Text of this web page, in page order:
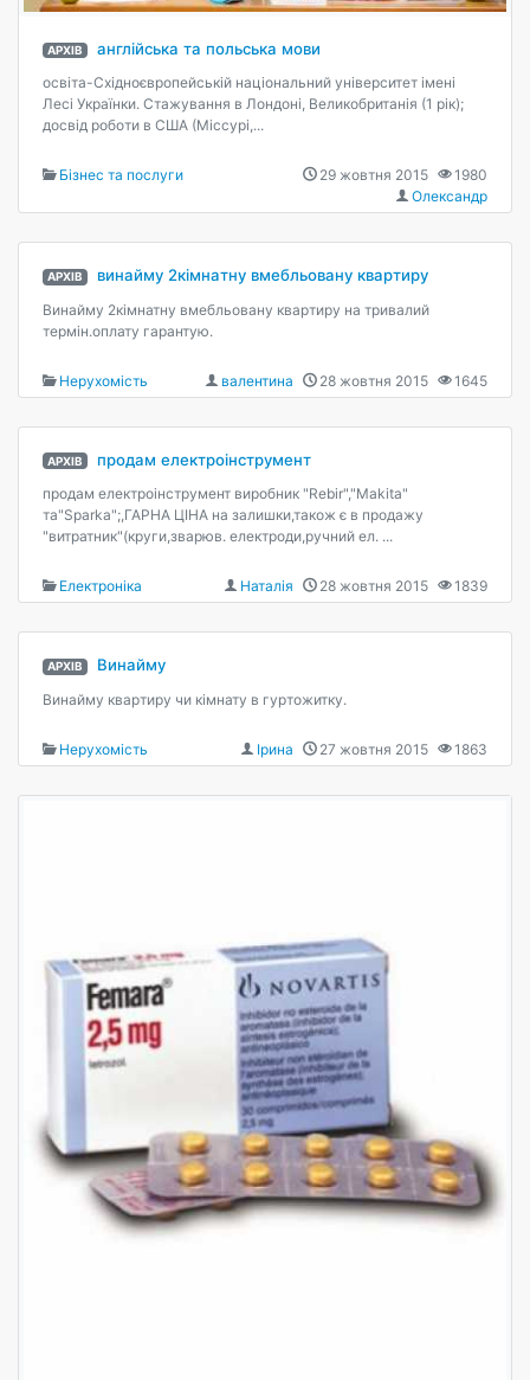
АРХІВ англійська та польська мови
освіта-Східноєвропейській національний університет імені
Лесі Українки. Стажування в Лондоні, Великобританія (1 рік);
досвід роботи в США (Міссурі,...
Бізнес та послуги 1980
29 жовтня 2015
Олександр
АРХІВ винайму 2кiмнатну вмебльовану квартиру
Винайму 2кiмнатну вмебльовану квартиру на тривалий
термiн.оплату гарантую.
Нерухомість 1645
28 жовтня 2015
валентина
АРХІВ продам електроінструмент
продам електроінструмент виробник "Rebir","Makita"
та"Sparka";,ГАРНА ЦІНА на залишки,також є в продажу
"витратник"(круги,зварюв. електроди,ручний ел. ...
Електроніка 1839
28 жовтня 2015
Наталія
АРХІВ Винайму
Винайму квартиру чи кімнату в гуртожитку.
Нерухомість 1863
27 жовтня 2015
Ірина